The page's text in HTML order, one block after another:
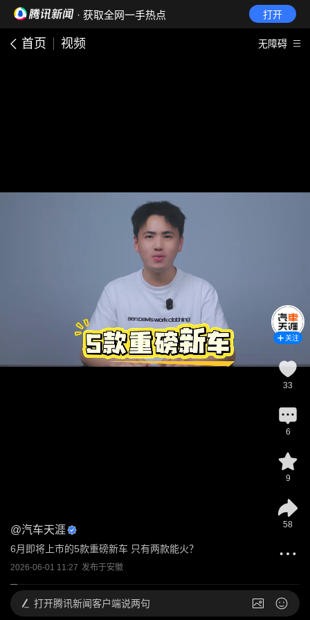
· 获取全网一手热点 打开
首页 视频 无障碍
@汽车天涯
6月即将上市的5款重磅新车 只有两款能火？
2026-06-01 11:27 发布于安徽
关注
33
6
9
58
打开腾讯新闻客户端说两句